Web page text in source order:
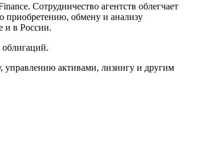
Сотрудничество агентств облегчает
приобретению, обмену и анализу
и в России.
облигаций.
управлению активами, лизингу и другим